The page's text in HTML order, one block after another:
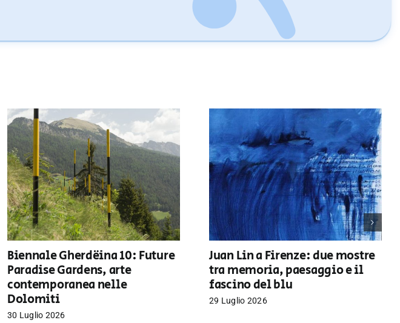
Biennale Gherdëina 10: Future
Paradise Gardens, arte
contemporanea nelle
Dolomiti
30 Luglio 2026
Juan Lin a Firenze: due mostre
tra memoria, paesaggio e il
fascino del blu
29 Luglio 2026